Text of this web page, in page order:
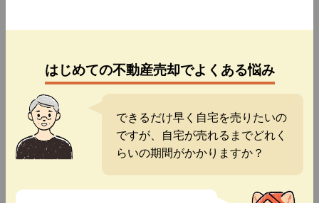
はじめての不動産売却でよくある悩み
できるだけ早く自宅を売りたいの
ですが、自宅が売れるまでどれく
らいの期間がかかりますか？